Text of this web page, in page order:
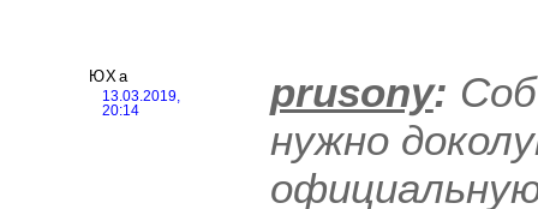
ЮХа
13.03.2019,
20:14
prusony:
нужно